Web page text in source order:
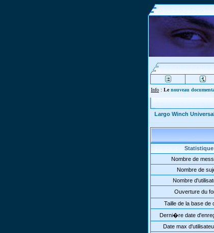
Info : Lenouveau
Largo Winch
Statistique
Nombre de
Nombre de
Nombre
Ouverture du
Taille de la base de
Derni�re date
Date max